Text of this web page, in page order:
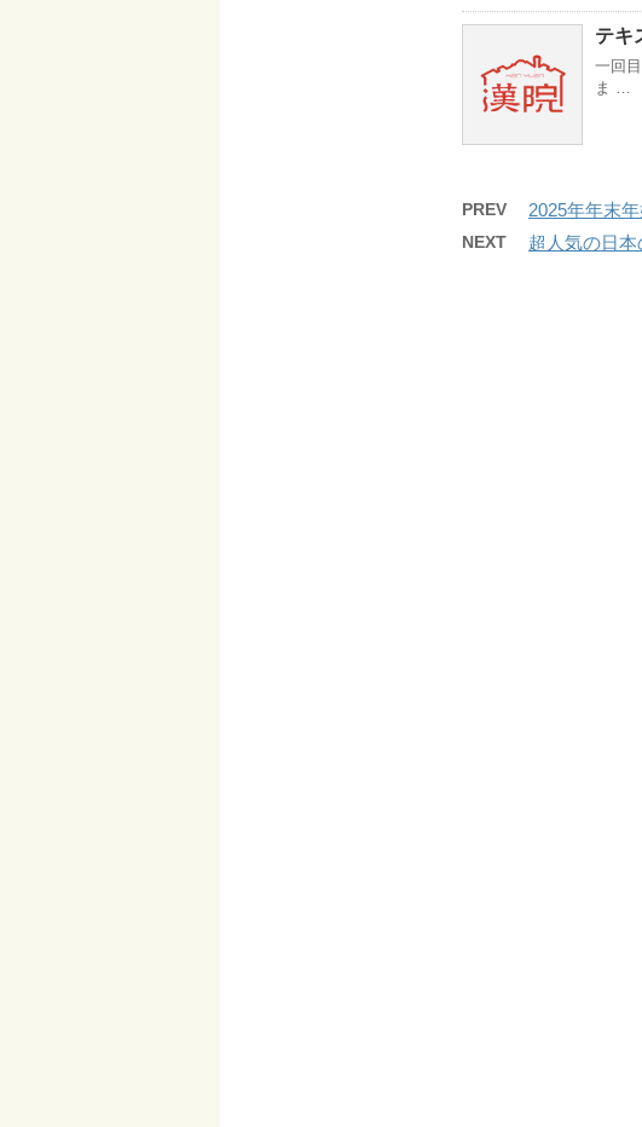
テキ
一回
ま …
PREV 2025年年末
NEXT 超人気の日本